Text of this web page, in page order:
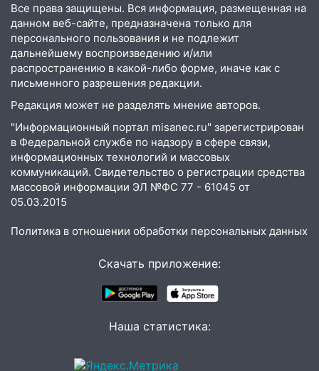
15:15 Проводил до квартиры и ограбил:
новый кавалер женщины оказался
рецидивистом
14:26 В Ульяновске ограничат движение
по улице Ефремова
14:23
67% ульяновцев готовы
передумать увольняться, если им
повысят зарплату
14:01 Инсценировали ДТП и получили
более 4,6 миллиона рублей: перед
судом предстанет банда
В суде защитили репутацию
мужчины, которого необоснованно
обвиняли в жестоком обращении с
Ульяновской области перевозчик
Все права защищены. Вся информация, размещенная на
данном веб-сайте, предназначена только для
персонального пользования и не подлежит
дальнейшему воспроизведению и/или
распространению в какой-либо форме, иначе как с
письменного разрешения редакции.
Редакция может не разделять мнение авторов.
"Информационный портал misanec.ru" зарегистрирован
в Федеральной службе по надзору в сфере связи,
информационных технологий и массовых
коммуникаций. Свидетельство о регистрации средства
массовой информации ЭЛ №ФС 77 - 61045 от
05.03.2015
Политика в отношении обработки персональных данных
Скачать приложение:
Наша статистика: